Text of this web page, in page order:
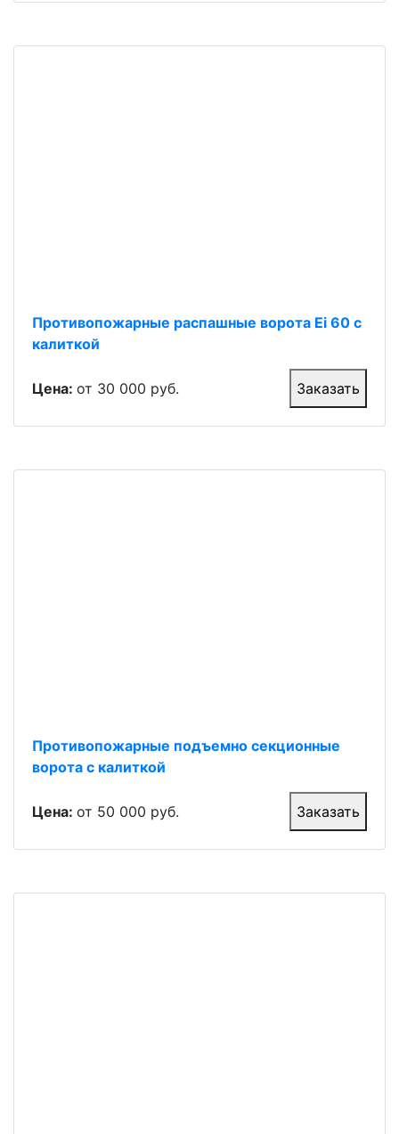
Противопожарные распашные ворота Ei 60 с
калиткой
Цена: от 30 000 руб. Заказать
Противопожарные подъемно секционные
ворота с калиткой
Цена: от 50 000 руб. Заказать